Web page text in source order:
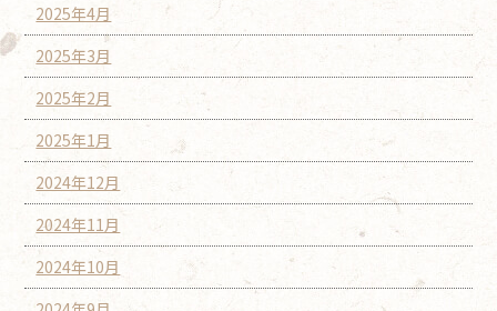
2025年4月
2025年3月
2025年2月
2025年1月
2024年12月
2024年11月
2024年10月